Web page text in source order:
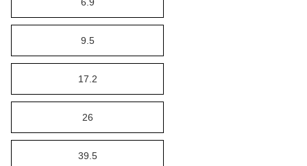
9.5
17.2
26
39.5